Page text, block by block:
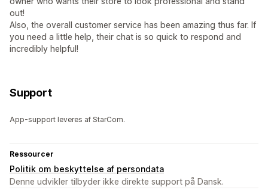
out!
Also, the overall customer service has been amazing thus far. If
you need a little help, their chat is so quick to respond and
incredibly helpful!
Support
App-support leveres af StarCom.
Ressourcer
Politik om beskyttelse af persondata
Denne udvikler tilbyder ikke direkte support på Dansk.